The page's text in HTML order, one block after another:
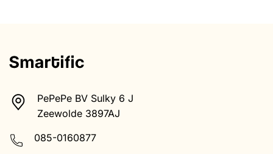
Informatie
Retourneren
Verzenden & Ontvangen
Algemene voorwaarden